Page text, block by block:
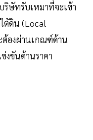
ษัทรับเหมาที่จะเข้า
ต้ดิน (Local
ต้องผ่านเกณฑ์ด้าน
งขันด้านราคา